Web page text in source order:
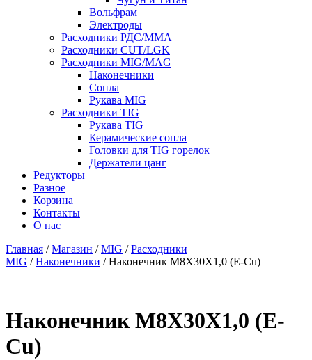
Вольфрам
Электроды
Расходники РДС/MMA
Расходники CUT/LGK
Расходники MIG/MAG
Наконечники
Сопла
Рукава MIG
Расходники TIG
Рукава TIG
Керамические сопла
Головки для TIG горелок
Держатели цанг
Редукторы
Разное
Корзина
Контакты
О нас
Главная /Магазин /MIG /Расходники
MIG /Наконечники / Наконечник M8X30X1,0 (E-Cu)
Наконечник M8X30X1,0 (E-
Cu)